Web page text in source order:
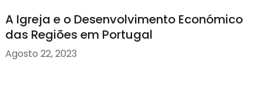
A Igreja e o Desenvolvimento Económico
das Regiões em Portugal
Agosto 22, 2023